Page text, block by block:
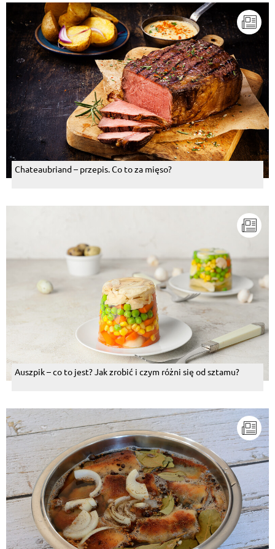
Chateaubriand – przepis. Co to za mięso?
Auszpik – co to jest? Jak zrobić i czym różni się od sztamu?